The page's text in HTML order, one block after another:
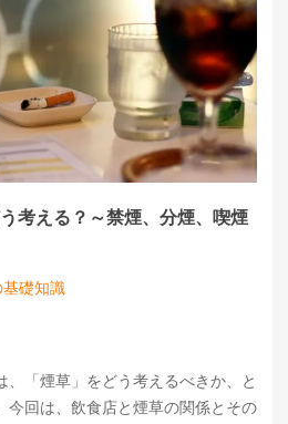
考える？～禁煙、分煙、喫煙
礎知識
、「煙草」をどう考えるべきか、と
今回は、飲食店と煙草の関係とその